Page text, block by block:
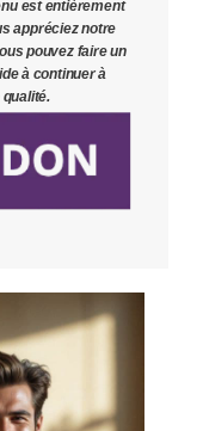
est entièrement
appréciez notre
pouvez faire un
à continuer à